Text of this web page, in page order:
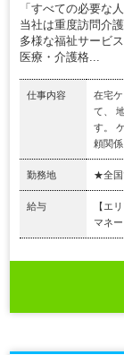
「すべての必要な
当社は重度訪問介
多様な福祉サービ
医療・介護格...
仕事内容
在宅
て、
す。
頼関係
勤務地 ★全国
給与
【エ
マネ